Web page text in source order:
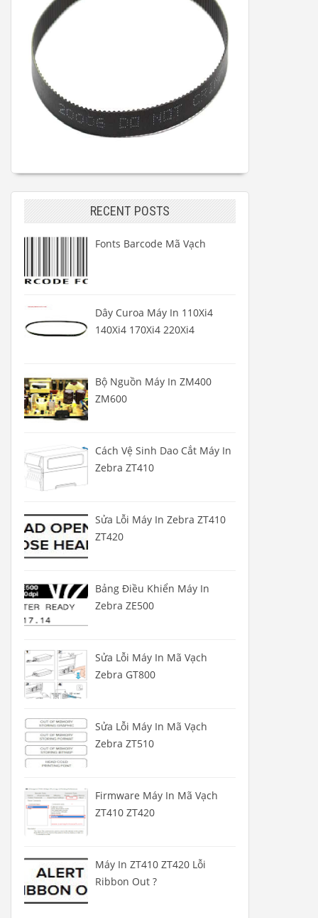
RECENT POSTS
Fonts Barcode Mã Vạch
Dây Curoa Máy In 110Xi4
140Xi4 170Xi4 220Xi4
Bộ Nguồn Máy In ZM400
ZM600
Cách Vệ Sinh Dao Cắt Máy In
Zebra ZT410
Sửa Lỗi Máy In Zebra ZT410
ZT420
Bảng Điều Khiển Máy In
Zebra ZE500
Sửa Lỗi Máy In Mã Vạch
Zebra GT800
Sửa Lỗi Máy In Mã Vạch
Zebra ZT510
Firmware Máy In Mã Vạch
ZT410 ZT420
Máy In ZT410 ZT420 Lỗi
Ribbon Out ?